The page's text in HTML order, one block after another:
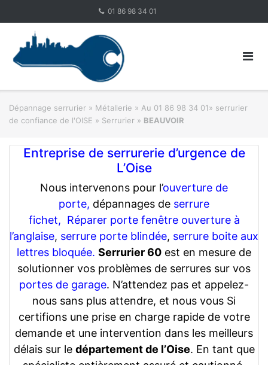
01 86 98 34 01
Dépannage serrurier » Métallerie » Au 01 86 98 34 01» serrurier
de confiance de l'OISE » Serrurier » BEAUVOIR
Entreprise de serrurerie d’urgence de
L’Oise
Nous intervenons pour l’ouverture de
porte, dépannages de serrure
fichet, Réparer porte fenêtre ouverture à
l’anglaise, serrure porte blindée, serrure boite aux
lettres bloquée. Serrurier 60 est en mesure de
solutionner vos problèmes de serrures sur vos
portes de garage. N’attendez pas et appelez-
nous sans plus attendre, et nous vous Si
certifions une prise en charge rapide de votre
demande et une intervention dans les meilleurs
délais sur le département de l’Oise. En tant que